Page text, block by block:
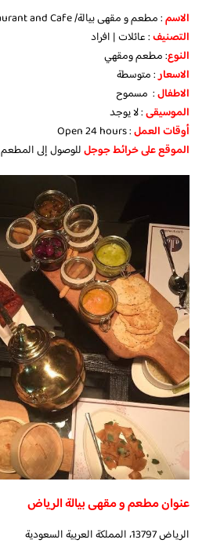
الاسم: مطعم و مقهى بيالة/ Biala Restaurant and Cafe
التصنيف: عائلات | افراد
النوع: مطعم ومقهي
الاسعار: متوسطة
الاطفال: مسموح
الموسيقى: لا يوجد
أوقات العمل: Open 24 hours
الموقع على خرائط جوجلللوصول إلى
عنوان مطعم و مقهى بيالة الرياض
الرياض 13797، المملكة العربية السعودية